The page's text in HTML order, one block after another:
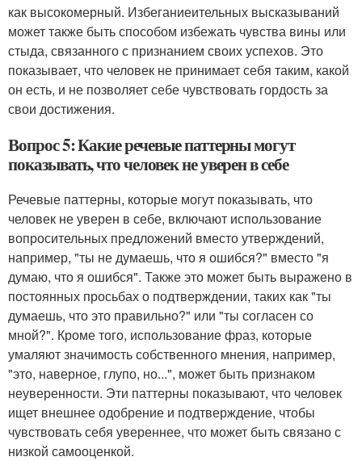
как высокомерный. Избеганиеительных высказываний
может также быть способом избежать чувства вины или
стыда, связанного с признанием своих успехов. Это
показывает, что человек не принимает себя таким, какой
он есть, и не позволяет себе чувствовать гордость за
свои достижения.
Вопрос 5: Какие речевые паттерны могут
показывать, что человек не уверен в себе
Речевые паттерны, которые могут показывать, что
человек не уверен в себе, включают использование
вопросительных предложений вместо утверждений,
например, "ты не думаешь, что я ошибся?" вместо "я
думаю, что я ошибся". Также это может быть выражено в
постоянных просьбах о подтверждении, таких как "ты
думаешь, что это правильно?" или "ты согласен со
мной?". Кроме того, использование фраз, которые
умаляют значимость собственного мнения, например,
"это, наверное, глупо, но...", может быть признаком
неуверенности. Эти паттерны показывают, что человек
ищет внешнее одобрение и подтверждение, чтобы
чувствовать себя увереннее, что может быть связано с
низкой самооценкой.